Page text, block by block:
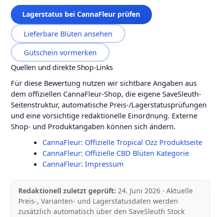
Lagerstatus bei CannaFleur prüfen
Lieferbare Blüten ansehen
Gutschein vormerken
Quellen und direkte Shop-Links
Für diese Bewertung nutzen wir sichtbare Angaben aus
dem offiziellen CannaFleur-Shop, die eigene SaveSleuth-
Seitenstruktur, automatische Preis-/Lagerstatusprüfungen
und eine vorsichtige redaktionelle Einordnung. Externe
Shop- und Produktangaben können sich ändern.
CannaFleur: Offizielle Tropical Ozz Produktseite
CannaFleur: Offizielle CBD Blüten Kategorie
CannaFleur: Impressum
Redaktionell zuletzt geprüft: 24. Juni 2026 · Aktuelle
Preis-, Varianten- und Lagerstatusdaten werden
zusätzlich automatisch über den SaveSleuth Stock